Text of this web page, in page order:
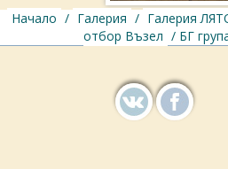
Начало / Галерия / Галерия
отбор Възел / БГ